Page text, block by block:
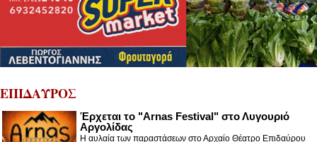
ΕΠΙΔΑΥΡΟΣ
Έρχεται το "Arnas Festival" στο Λυγουριό
Αργολίδας
Η αυλαία των παραστάσεων στο Αρχαίο Θέατρο Επιδαύρου